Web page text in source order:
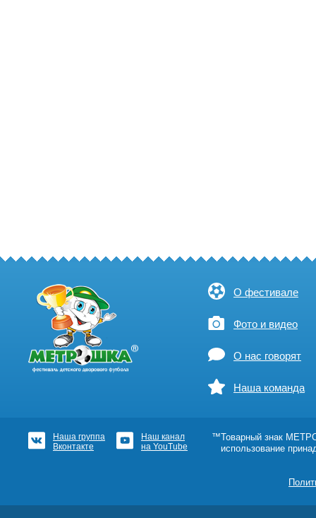
О фестивале
Фото и видео
О нас говорят
Наша команда
Наша группа
Вконтакте
Наш канал
на YouTube
™Товарный знак
использование